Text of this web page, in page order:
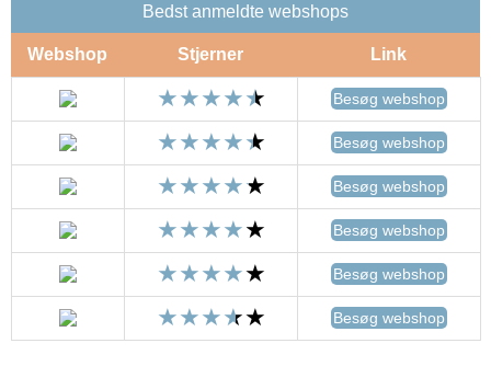
Bedst anmeldte webshops
Webshop Stjerner Link
Besøg webshop
Besøg webshop
Besøg webshop
Besøg webshop
Besøg webshop
Besøg webshop